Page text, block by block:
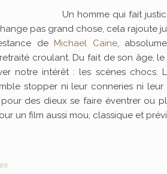
Un homme qui fait
pas grand chose, cela rajoute
de Michael Caine,
croulant. Du fait de son âge,
notre intérêt : les scènes chocs.
stopper ni leur conneries ni
des dieux se faire éventrer ou
un film aussi mou, classique et